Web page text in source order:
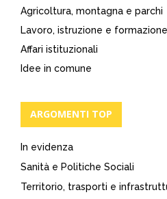
Agricoltura, montagna e parchi
Lavoro, istruzione e formazione
Affari istituzionali
Idee in comune
ARGOMENTI TOP
In evidenza
Sanità e Politiche Sociali
Territorio, trasporti e